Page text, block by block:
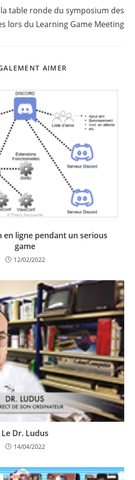
table ronde du symposium des
lors du Learning Game Meeting
AIMER
en ligne pendant un serious
game
12/02/2022
Le Dr. Ludus
14/04/2022